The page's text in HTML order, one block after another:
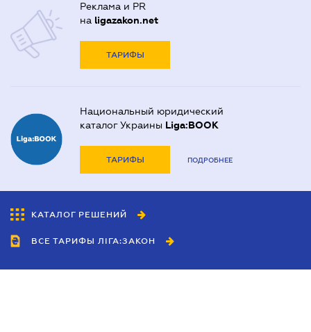
Реклама и PR
на ligazakon.net
ТАРИФЫ
Национальный юридический
каталог Украины Liga:BOOK
ТАРИФЫ ПОДРОБНЕЕ
КАТАЛОГ РЕШЕНИЙ
ВСЕ ТАРИФЫ ЛІГА:ЗАКОН